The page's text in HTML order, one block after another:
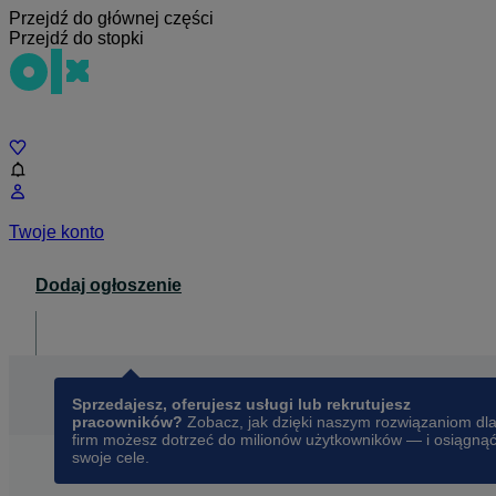
Przejdź do głównej części
Przejdź do stopki
Twoje konto
Dodaj ogłoszenie
Sprzedajesz, oferujesz usługi lub rekrutujesz
pracowników? Zobacz, jak dzięki naszym rozwiązaniom dla
firm możesz dotrzeć do milionów użytkowników — i osiągnąć
swoje cele.